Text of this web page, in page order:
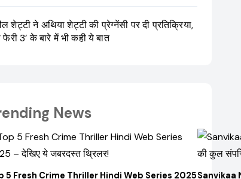
शेट्टी ने अथिया शेट्टी की प्रेग्नेंसी पर दी प्रतिक्रिया,
फेरी 3’ के बारे में भी कही ये बात
News
5 Fresh Crime Thriller Hindi Web Series 2025Sanvikaa